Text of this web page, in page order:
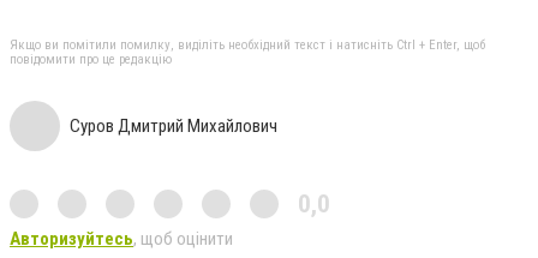
Якщо ви помітили помилку, виділіть необхідний текст і натисніть Ctrl + Enter, щоб
повідомити про це редакцію
Суров Дмитрий Михайлович
0,0
Авторизуйтесь, щоб оцінити